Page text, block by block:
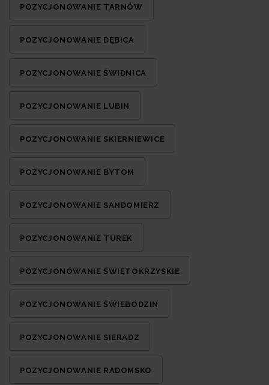
POZYCJONOWANIE TARNÓW
POZYCJONOWANIE DĘBICA
POZYCJONOWANIE ŚWIDNICA
POZYCJONOWANIE LUBIN
POZYCJONOWANIE SKIERNIEWICE
POZYCJONOWANIE BYTOM
POZYCJONOWANIE SANDOMIERZ
POZYCJONOWANIE TUREK
POZYCJONOWANIE ŚWIĘTOKRZYSKIE
POZYCJONOWANIE ŚWIEBODZIN
POZYCJONOWANIE SIERADZ
POZYCJONOWANIE RADOMSKO